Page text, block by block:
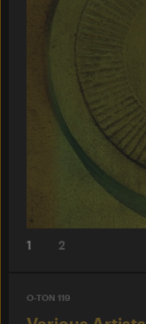
1 2
O-TON 119